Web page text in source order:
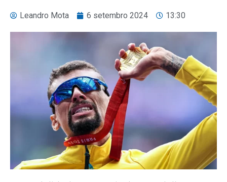
Leandro Mota 6 setembro 2024 13:30